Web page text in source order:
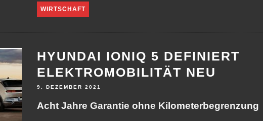
WIRTSCHAFT
HYUNDAI IONIQ 5 DEFINIERT
ELEKTROMOBILITÄT NEU
9. DEZEMBER 2021
Acht Jahre Garantie ohne Kilometerbegrenzung